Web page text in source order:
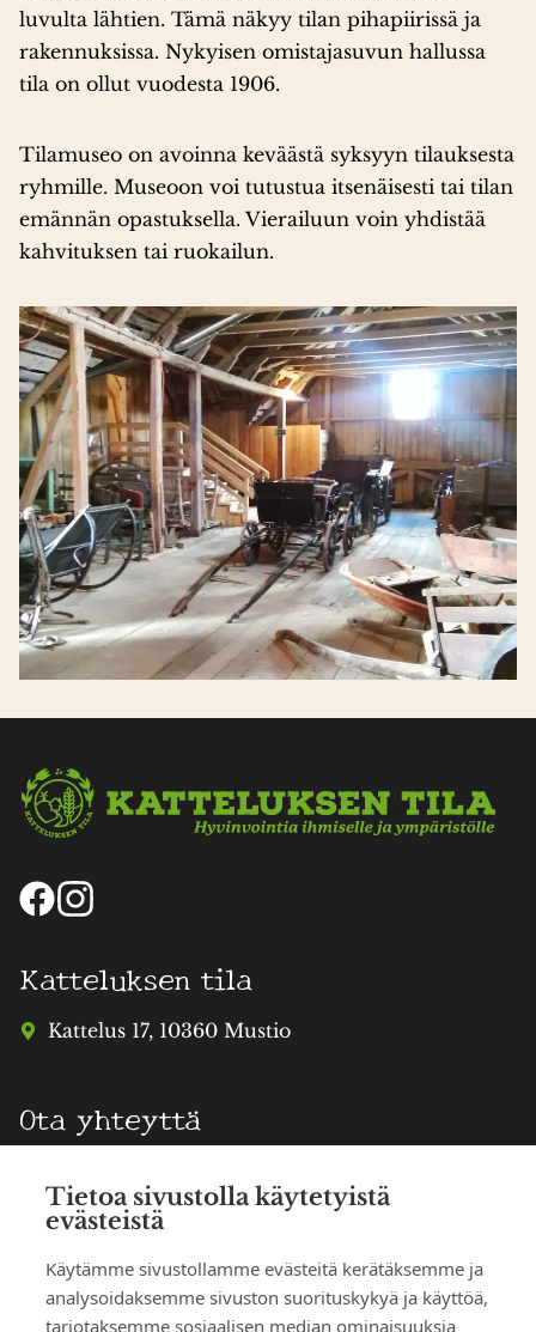
Tietoa sivustolla käytetyistä
evästeistä
Käytämme sivustollamme evästeitä kerätäksemme ja
analysoidaksemme sivuston suorituskykyä ja käyttöä,
tarjotaksemme sosiaalisen median ominaisuuksia
luvulta lähtien. Tämä näkyy tilan pihapiirissä ja
rakennuksissa. Nykyisen omistajasuvun hallussa
tila on ollut vuodesta 1906.
Tilamuseo on avoinna keväästä syksyyn tilauksesta
ryhmille. Museoon voi tutustua itsenäisesti tai tilan
emännän opastuksella. Vierailuun voin yhdistää
kahvituksen tai ruokailun.
Katteluksen tila
Kattelus 17, 10360 Mustio
Ota yhteyttä
TERHI HAATAJA
Puhelinvaraukset
050 303 3625